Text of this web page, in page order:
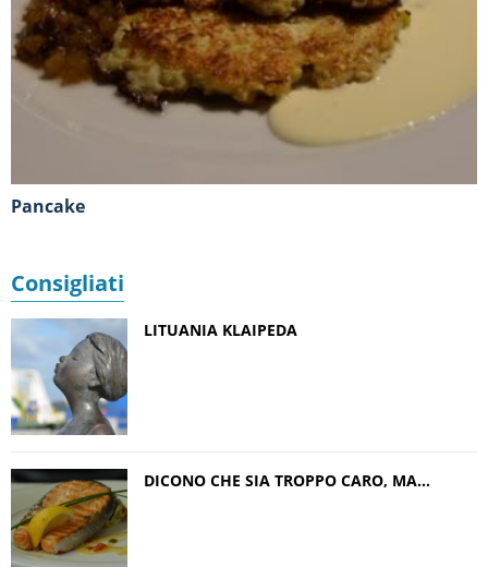
Pancake
Consigliati
LITUANIA KLAIPEDA
DICONO CHE SIA TROPPO CARO, MA…